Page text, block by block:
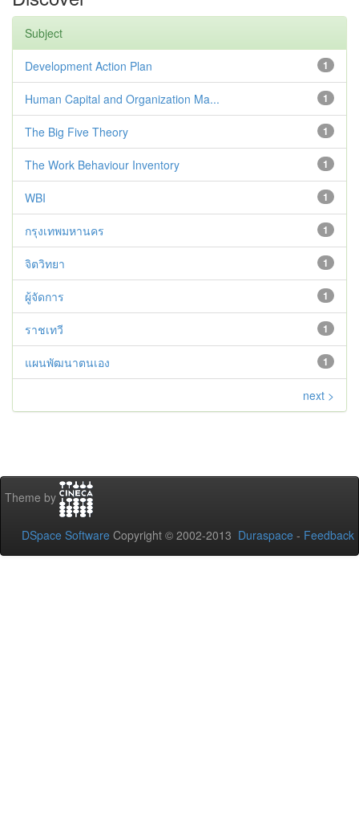
Subject
1
Development Action Plan
1
Human Capital and Organization Ma...
1
The Big Five Theory
1
The Work Behaviour Inventory
1
WBI
1
กรุงเทพมหานคร
1
จิตวิทยา
1
ผู้จัดการ
1
ราชเทวี
1
แผนพัฒนาตนเอง
next >
Theme by
DSpace Software Copyright © 2002-2013 Duraspace - Feedback